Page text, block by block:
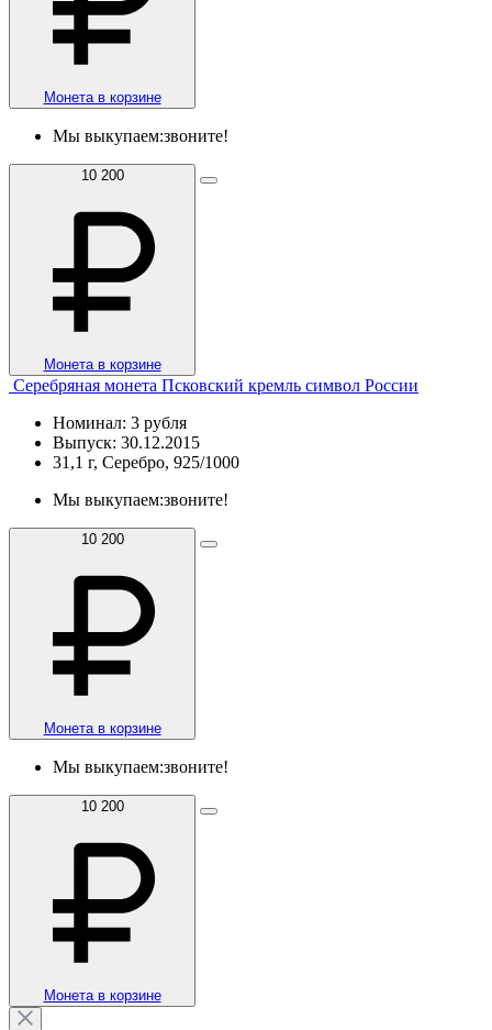
Монета в корзине
Мы выкупаем:звоните!
10 200
Монета в корзине
Серебряная монета Псковский кремль символ России
Номинал: 3 рубля
Выпуск: 30.12.2015
31,1 г, Серебро, 925/1000
Мы выкупаем:звоните!
10 200
Монета в корзине
Мы выкупаем:звоните!
10 200
Монета в корзине